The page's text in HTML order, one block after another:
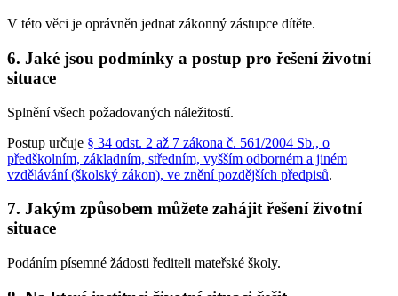
V této věci je oprávněn jednat zákonný zástupce dítěte.
6. Jaké jsou podmínky a postup pro řešení životní
situace
Splnění všech požadovaných náležitostí.
Postup určuje § 34 odst. 2 až 7 zákona č. 561/2004 Sb., o
předškolním, základním, středním, vyšším odborném a jiném
vzdělávání (školský zákon), ve znění pozdějších předpisů.
7. Jakým způsobem můžete zahájit řešení životní
situace
Podáním písemné žádosti řediteli mateřské školy.